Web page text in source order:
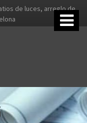
de luces, arreglo de